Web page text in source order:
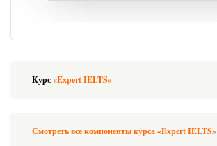
Курс«Expert IELTS»
Смотреть все компоненты курса «Expert IELTS»